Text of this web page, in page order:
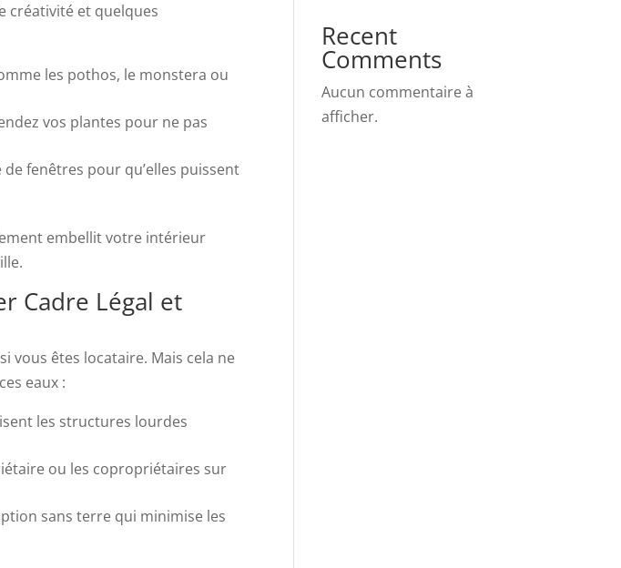
créativité et quelques
les pothos, le monstera ou
vos plantes pour ne pas
fenêtres pour qu’elles puissent
embellit votre intérieur
Cadre Légal et
vous êtes locataire. Mais cela ne
eaux :
les structures lourdes
ou les copropriétaires sur
sans terre qui minimise les
Recent
Comments
Aucun commentaire à
afficher.